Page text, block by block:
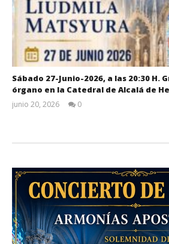
Sábado 27-Junio-2026, a las 20:30 H.
órgano en la Catedral de Alcalá de
junio 20, 2026
0